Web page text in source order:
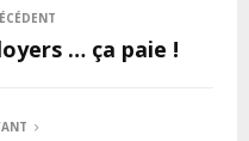
… ça paie !